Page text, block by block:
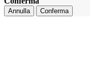
Annulla Conferma